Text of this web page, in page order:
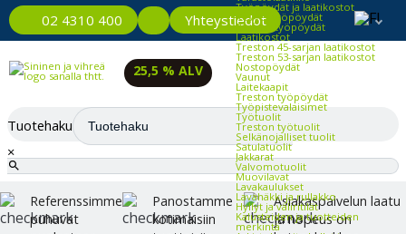
02 4310 400 Yhteystiedot
Työpöydät ja laatikostot
Kevyet työpöydät
Raskaat työpöydät
Laatikostot
Treston 45-sarjan laatikostot
Treston 53-sarjan laatikostot
Nostopöydät
Vaunut
Laitekaapit
Treston työpöydät
Työpistevalaisimet
Työtuolit
Treston työtuolit
Selkänojalliset tuolit
Satulatuolit
Jakkarat
Valvomotuolit
Muovilavat
Lavakaulukset
Lavahäkki ja rullakko
Hyllyt ja väliritilät
Kalusteiden ja tuotteiden
merkintä
25,5 % ALV
Tuotehaku
×
Referenssimme
puhuvat
Panostamme
kotimaisiin
Asiakaspalvelun laatu
ja nopeus on